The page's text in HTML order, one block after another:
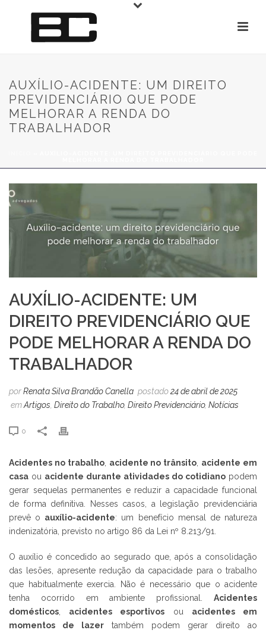
AUXÍLIO-ACIDENTE: UM DIREITO
PREVIDENCIÁRIO QUE PODE
MELHORAR A RENDA DO
TRABALHADOR
AUXÍLIO-ACIDENTE: UM
DIREITO PREVIDENCIÁRIO QUE
PODE MELHORAR A RENDA DO
TRABALHADOR
porRenata Silva Brandão Canella postado24 de abril de 2025
emArtigos Direito do Trabalho, Direito Previdenciário, Notícias
0
Acidentes no trabalho, acidente no trânsito acidente em
casa ou acidente durante atividades do cotidiano podem
gerar sequelas permanentes e reduzir a capacidade funcional
de forma definitiva. Nesses casos, a legislação previdenciária
prevê o auxílio-acidente: um benefício mensal de natureza
indenizatória, previsto no artigo 86 da Lei nº 8.213/91.
O auxílio é concedido ao segurado que, após a consolidação
das lesões, apresente redução da capacidade para o trabalho
que habitualmente exercia. Não é necessário que o acidente
tenha ocorrido em ambiente profissional. Acidentes
domésticos
acidentes esportivos ou acidentes em
momentos de lazer também podem gerar direito ao